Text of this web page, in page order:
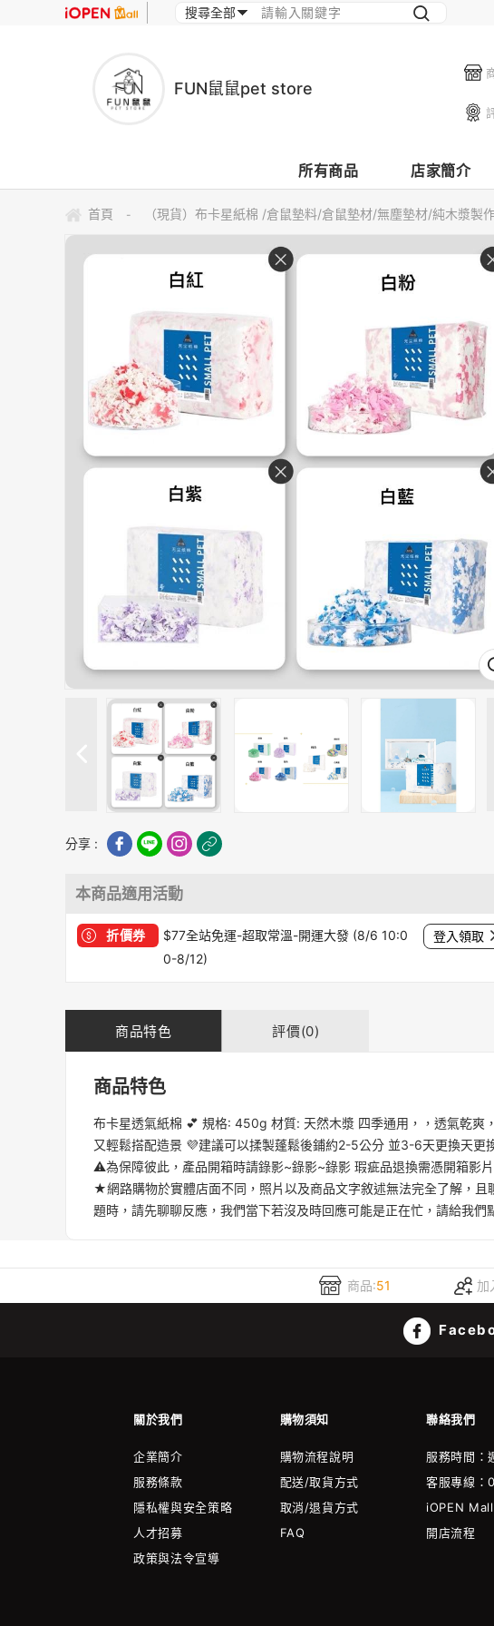
FUN鼠鼠pet store
所有商品 店家簡介
首頁 - （現貨）布卡星紙棉 /倉鼠墊料/倉鼠墊材/無塵墊材/純木漿製
分享 :
本商品適用活動
折價券
$77全站免運-超取常溫-開運大發 (8/6 10:0
0-8/12)
登入領取
商品特色 評價(0)
商品特色
布卡星透氣紙棉 💕 規格: 450g 材質: 天然木漿 四季通用，，透氣乾爽
又輕鬆搭配造景 💜建議可以揉製蓬鬆後鋪約2-5公分 並3-6天更換天
⚠️為保障彼此，產品開箱時請錄影~錄影~錄影 瑕疵品退換需憑開箱影
★網路購物於實體店面不同，照片以及商品文字敘述無法完全了解，
題時，請先聊聊反應，我們當下若沒及時回應可能是正在忙，請給我們
商品:51 加
關於我們 購物須知 聯絡我們
企業簡介
服務條款
隱私權與安全策略
人才招募
政策與法令宣導
購物流程說明
配送/取貨方式
取消/退貨方式
FAQ
服務時間
客服專線
iOPEN
開店流程